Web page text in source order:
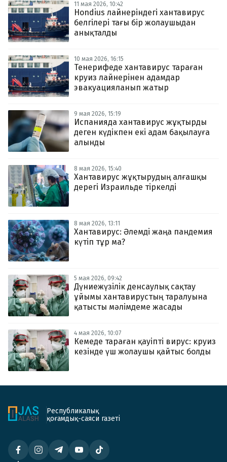
11 мая 2026, 10:42
Hondius лайнеріндегі хантавирус
белгілері тағы бір жолаушыдан
анықталды
10 мая 2026, 16:15
Тенерифеде хантавирус тараған
круиз лайнерінен адамдар
эвакуацияланып жатыр
9 мая 2026, 15:19
Испанияда хантавирус жұқтырды
деген күдікпен екі адам бақылауға
алынды
8 мая 2026, 15:40
Хантавирус жұқтырудың алғашқы
дерегі Израильде тіркелді
8 мая 2026, 13:11
Хантавирус: Әлемді жаңа пандемия
күтіп тұр ма?
5 мая 2026, 09:42
Дүниежүзілік денсаулық сақтау
ұйымы хантавирустың таралуына
қатысты мәлімдеме жасады
4 мая 2026, 10:07
Кемеде тараған қауіпті вирус: круиз
кезінде үш жолаушы қайтыс болды
Республикалық
қоғамдық-саяси газеті